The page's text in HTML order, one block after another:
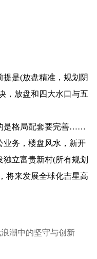
是(放盘精准，规划阴
，放盘和四大水口与五
格局配套要完善……
务，楼盘风水，新开
立富贵新村(所有规划
将来发展全球化吉星高
潮中的坚守与创新